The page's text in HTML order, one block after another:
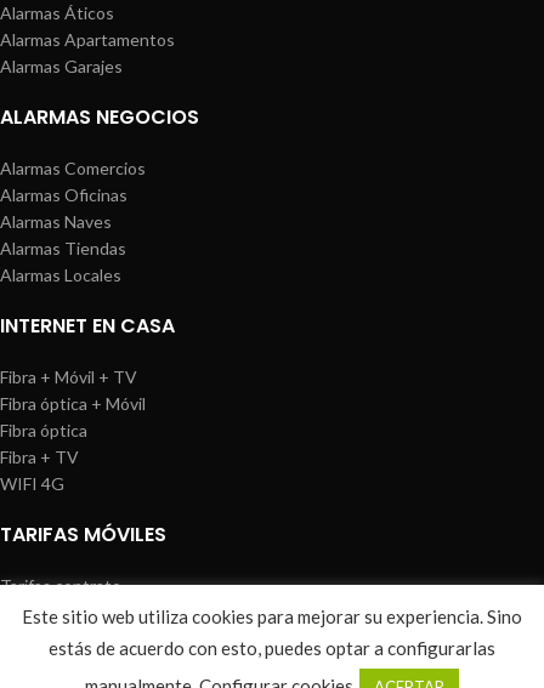
Alarmas Áticos
Alarmas Apartamentos
Alarmas Garajes
ALARMAS NEGOCIOS
Alarmas Comercios
Alarmas Oficinas
Alarmas Naves
Alarmas Tiendas
Alarmas Locales
INTERNET EN CASA
Fibra + Móvil + TV
Fibra óptica + Móvil
Fibra óptica
Fibra + TV
WIFI 4G
TARIFAS MÓVILES
Tarifas contrato
Tarifas prepago
WIREDOSAFE Aviso Legal Política de Cookies |Sitemap
Este sitio web utiliza cookies para mejorar su experiencia. Sino
estás de acuerdo con esto, puedes optar a configurarlas